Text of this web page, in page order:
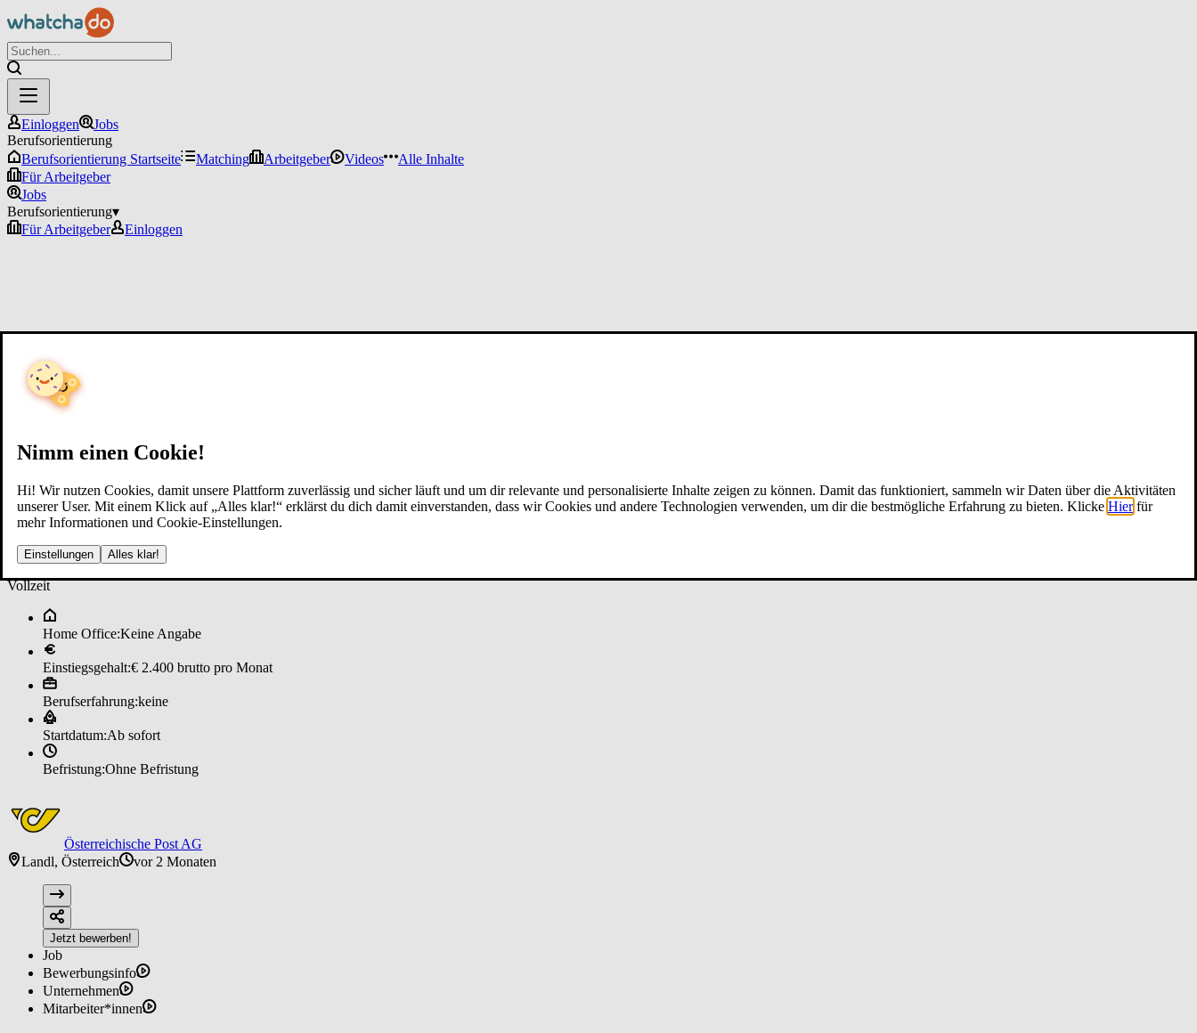
Nimm einen Cookie!
Hi! Wir nutzen Cookies, damit unsere Plattform zuverlässig und sicher läuft und um dir relevante und personalisierte Inhalte zeigen zu können. Damit das funktioniert, sammeln wir Daten über die Aktivitäten
unserer User. Mit einem Klick auf „Alles klar!“ erklärst du dich damit einverstanden, dass wir Cookies und andere Technologien verwenden, um dir die bestmögliche Erfahrung zu bieten. Klicke Hier für
mehr Informationen und Cookie-Einstellungen.
Einstellungen Alles klar!
Einloggen
Jobs
Berufsorientierung
Berufsorientierung Startseite
Matching Arbeitgeber Videos
Alle Inhalte
Für Arbeitgeber
Jobs
Berufsorientierung▾
Für Arbeitgeber
Einloggen
Zu­stel­ler*in (w/m/d) 8931 ­Landl
Vollzeit
Home Office:Keine Angabe
Einstiegsgehalt:€ 2.400 brutto pro Monat
Berufserfahrung:keine
Startdatum:Ab sofort
Befristung:Ohne Befristung
Österreichische Post AG
Landl, Österreich
vor 2 Monaten
Jetzt bewerben!
Job
Bewerbungsinfo
Unternehmen
Mitarbeiter*innen